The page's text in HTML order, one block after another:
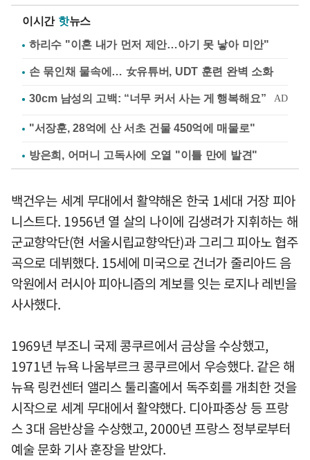
이시간 핫뉴스
하리수 "이혼 내가 먼저 제안…아기 못 낳아 미안"
손 묶인채 물속에… 女유튜버, UDT 훈련 완벽 소화
"서장훈, 28억에 산 서초 건물 450억에 매물로"
방은희, 어머니 고독사에 오열 "이틀 만에 발견"
백건우는 세계 무대에서 활약해온 한국 1세대 거장 피아
니스트다. 1956년 열 살의 나이에 김생려가 지휘하는 해
군교향악단(현 서울시립교향악단)과 그리그 피아노 협주
곡으로 데뷔했다. 15세에 미국으로 건너가 줄리아드 음
악원에서 러시아 피아니즘의 계보를 잇는 로지나 레빈을
사사했다.
1969년 부조니 국제 콩쿠르에서 금상을 수상했고,
1971년 뉴욕 나움부르크 콩쿠르에서 우승했다. 같은 해
뉴욕 링컨센터 앨리스 툴리홀에서 독주회를 개최한 것을
시작으로 세계 무대에서 활약했다. 디아파종상 등 프랑
스 3대 음반상을 수상했고, 2000년 프랑스 정부로부터
예술 문화 기사 훈장을 받았다.